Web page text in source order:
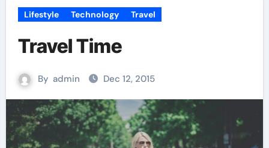
Lifestyle Technology Travel
Travel Time
By admin Dec 12, 2015